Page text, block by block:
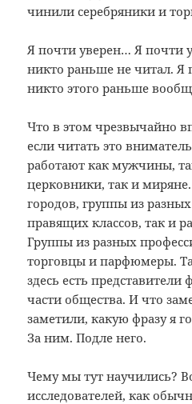
чинили серебряники и
Я почти уверен… Я почти
никто раньше не читал. Я
никто этого раньше
Что в этом чрезвычайно
если читать это
работают как мужчины,
церковники, так и
городов, группы из
правящих классов, так и
Группы из разных
торговцы и парфюмеры.
здесь есть
части общества. И что
заметили, какую фразу я
За ним. Подле него.
Чему мы тут научились?
исследователей, как